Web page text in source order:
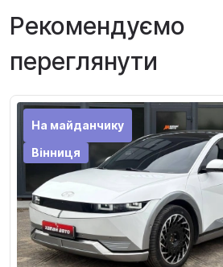
Рекомендуємо
переглянути
На майданчику
Вінниця